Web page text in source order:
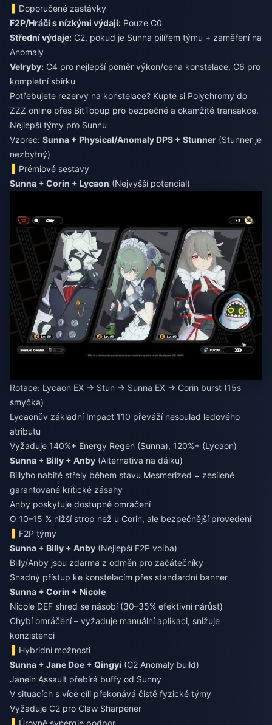
Doporučené zastávky
F2P/Hráči s nízkými výdaji: Pouze C0
Střední výdaje: C2, pokud je Sunna pilířem týmu + zaměření na
Anomaly
Velryby: C4 pro nejlepší poměr výkon/cena konstelace, C6 pro
kompletní sbírku
Potřebujete rezervy na konstelace? Kupte si Polychromy do
ZZZ online přes BitTopup pro bezpečné a okamžité transakce.
Nejlepší týmy pro Sunnu
Vzorec: Sunna + Physical/Anomaly DPS + Stunner (Stunner je
nezbytný)
Prémiové sestavy
Sunna + Corin + Lycaon (Nejvyšší potenciál)
Rotace: Lycaon EX → Stun → Sunna EX → Corin burst (15s
smyčka)
Lycaonův základní Impact 110 převáží nesoulad ledového
atributu
Vyžaduje 140%+ Energy Regen (Sunna), 120%+ (Lycaon)
Sunna + Billy + Anby (Alternativa na dálku)
Billyho nabité střely během stavu Mesmerized = zesílené
garantované kritické zásahy
Anby poskytuje dostupné omráčení
O 10–15 % nižší strop než u Corin, ale bezpečnější provedení
F2P týmy
Sunna + Billy + Anby (Nejlepší F2P volba)
Billy/Anby jsou zdarma z odměn pro začátečníky
Snadný přístup ke konstelacím přes standardní banner
Sunna + Corin + Nicole
Nicole DEF shred se násobí (30–35% efektivní nárůst)
Chybí omráčení – vyžaduje manuální aplikaci, snižuje
konzistenci
Hybridní možnosti
Sunna + Jane Doe + Qingyi (C2 Anomaly build)
Janein Assault přebírá buffy od Sunny
V situacích s více cíli překonává čistě fyzické týmy
Vyžaduje C2 pro Claw Sharpener